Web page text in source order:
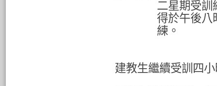
二星期受訓
得於午後八
練。
建教生繼續受訓四